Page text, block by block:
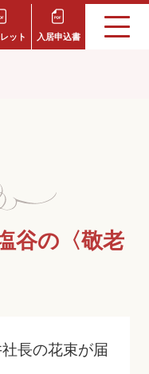
ット 入居申込書
谷の〈敬老
長の花束が届